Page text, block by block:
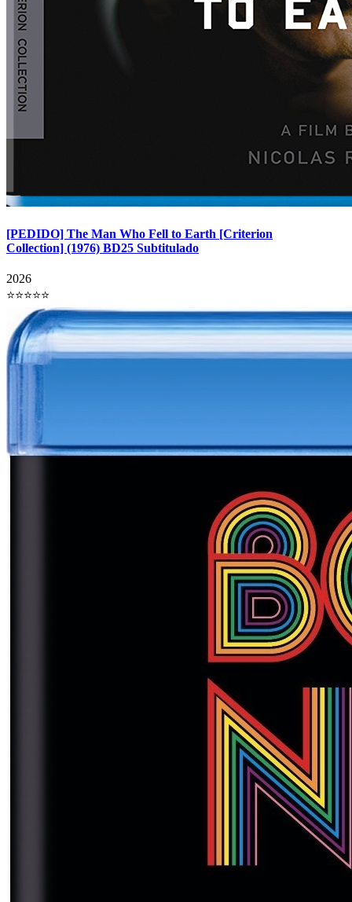
[PEDIDO] The Man Who Fell to Earth [Criterion
Collection] (1976) BD25 Subtitulado
2026
⭐⭐⭐⭐⭐